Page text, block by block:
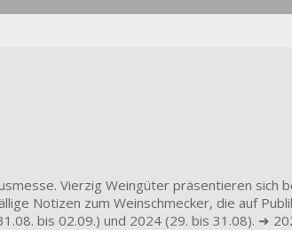
Vierzig Weingüter präsentieren sich
Notizen zum Weinschmecker, die auf
bis 02.09.) und 2024 (29. bis 31.08). ➜